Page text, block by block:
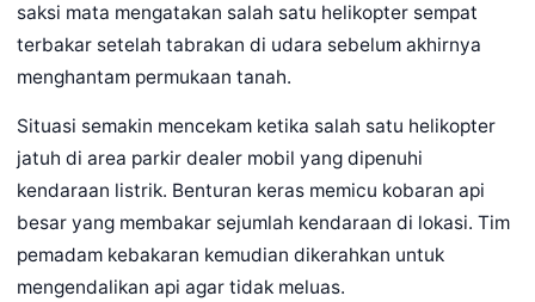
saksi mata mengatakan salah satu helikopter sempat
terbakar setelah tabrakan di udara sebelum akhirnya
menghantam permukaan tanah.
Situasi semakin mencekam ketika salah satu helikopter
jatuh di area parkir dealer mobil yang dipenuhi
kendaraan listrik. Benturan keras memicu kobaran api
besar yang membakar sejumlah kendaraan di lokasi. Tim
pemadam kebakaran kemudian dikerahkan untuk
mengendalikan api agar tidak meluas.